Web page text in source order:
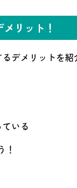
リット！
デメリットを紹
いる
！